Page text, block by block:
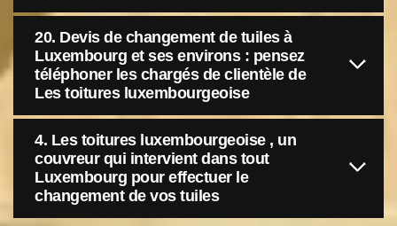
20. Devis de changement de tuiles à
Luxembourg et ses environs : pensez
téléphoner les chargés de clientèle de
Les toitures luxembourgeoise
4. Les toitures luxembourgeoise , un
couvreur qui intervient dans tout
Luxembourg pour effectuer le
changement de vos tuiles